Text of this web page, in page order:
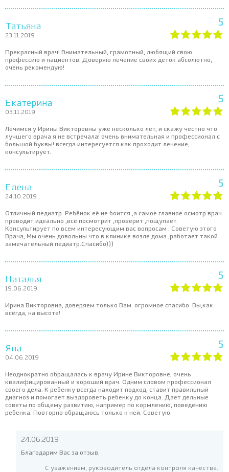
Татьяна
23.11.2019
5
Прекрасный врач! Внимательный, грамотный, любящий свою
профессию и пациентов. Доверяю лечение своих деток абсолютно,
очень рекомендую!
Екатерина
03.11.2019
5
Лечимся у Ирины Викторовны уже несколько лет, и скажу честно что
лучшего врача я не встречала! очень внимательная и профессионал с
большой буквы! всегда интересуется как проходит лечение,
консультирует.
Елена
24.10.2019
5
Отличный педиатр. Ребёнок её не боится ,а самое главное осмотр врач
проводит идеально ,всё посмотрит ,проверит ,пощупает.
Консультирует по всем интересующим вас вопросам . Советую этого
Врача, Мы очень довольны что в клинике возле дома ,работает такой
замечательный педиатр.Спасибо)))
Наталья
19.06.2019
5
Ирина Викторовна, доверяем только Вам. огромное спасибо. Вы,как
всегда, на высоте!
Яна
04.06.2019
5
Неоднократно обращалась к врачу Ирине Викторовне, очень
квалифицированный и хороший врач. Одним словом профессионал
своего дела. К ребенку всегда находит подход, ставит правильный
диагноз и помогает выздороветь ребенку до конца. Дает дельные
советы по общему развитию, например по кормлению, поведению
ребенка. Повторно обращаюсь только к ней. Советую.
24.06.2019
Благодарим Вас за отзыв.
С уважением, руководитель отдела контроля качества.